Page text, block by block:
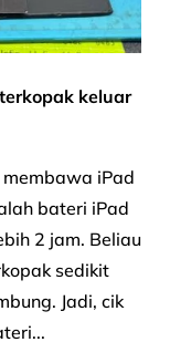
keluar
iPad
bateri iPad
2 jam. Beliau
sedikit
Jadi, cik